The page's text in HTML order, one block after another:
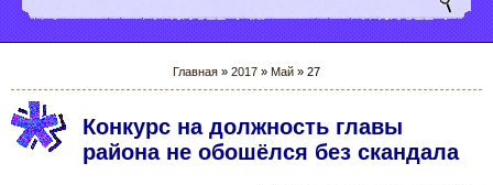
Главная » 2017 » Май » 27
Конкурс на должность главы
района не обошёлся без скандала